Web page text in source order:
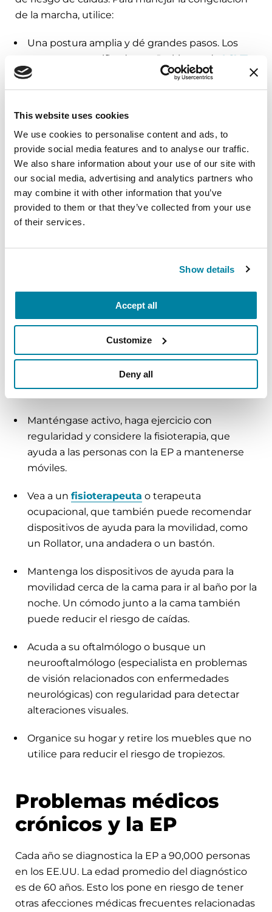
This website uses cookies
We use cookies to personalise content and ads, to
provide social media features and to analyse our traffic.
We also share information about your use of our site with
our social media, advertising and analytics partners who
may combine it with other information that you’ve
provided to them or that they’ve collected from your use
of their services.
Show details
Accept all
Customize
Deny all
de la marcha, utilice:
Una postura amplia y dé grandes pasos. Los
terapeutas certificados en Parkinson de LSVT
BIG
están formados para ayudar a mejorar la
marcha.
Las ayudas visuales, como la cinta adhesiva
para pintar o un apuntador láser, pueden
ayudar a la persona a visualizar el paso por
encima de una línea para maximizar el
movimiento.
Los efectos secundarios de la medicación, como
somnolencia y confusión, visión doble relacionada
riesgo de caídas. El riesgo de caídas puede ser
mayor por la mañana, antes de que haga efecto la
medicación contra el Parkinson.
Comparta los síntomas con su neurólogo y
esté atento a cualquier problema con cambios
en la medicación.
Manténgase activo, haga ejercicio con
regularidad y considere la fisioterapia, que
ayuda a las personas con la EP a mantenerse
móviles.
Vea a un fisioterapeuta o terapeuta
ocupacional, que también puede recomendar
dispositivos de ayuda para la movilidad, como
un Rollator, una andadera o un bastón.
Mantenga los dispositivos de ayuda para la
movilidad cerca de la cama para ir al baño por la
noche. Un cómodo junto a la cama también
puede reducir el riesgo de caídas.
Acuda a su oftalmólogo o busque un
neurooftalmólogo (especialista en problemas
de visión relacionados con enfermedades
neurológicas) con regularidad para detectar
alteraciones visuales.
Organice su hogar y retire los muebles que no
utilice para reducir el riesgo de tropiezos.
Problemas médicos
crónicos y la EP
Cada año se diagnostica la EP a 90,000 personas
en los EE.UU. La edad promedio del diagnóstico
es de 60 años. Esto los pone en riesgo de tener
otras afecciones médicas frecuentes relacionadas